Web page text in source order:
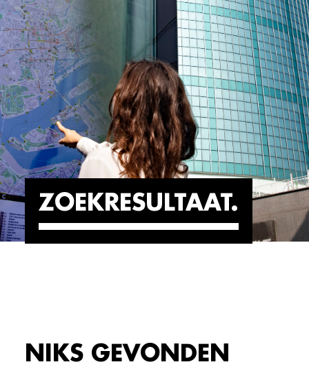
ZOEKRESULTAAT
NIKS GEVONDEN